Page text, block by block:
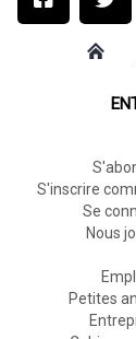
S'inscrire
Se
Nous
Petites